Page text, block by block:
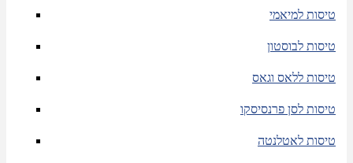
טיסות למיאמי
טיסות לבוסטון
טיסות ללאס וגאס
טיסות לסן פרנסיסקו
טיסות לאטלנטה